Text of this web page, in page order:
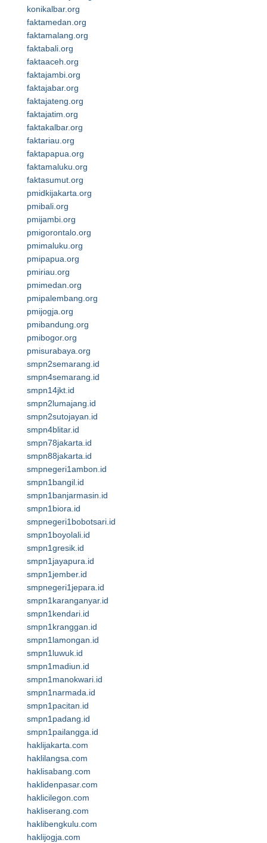
konikalbar.org
faktamedan.org
faktamalang.org
faktabali.org
faktaaceh.org
faktajambi.org
faktajabar.org
faktajateng.org
faktajatim.org
faktakalbar.org
faktariau.org
faktapapua.org
faktamaluku.org
faktasumut.org
pmidkijakarta.org
pmibali.org
pmijambi.org
pmigorontalo.org
pmimaluku.org
pmipapua.org
pmiriau.org
pmimedan.org
pmipalembang.org
pmijogja.org
pmibandung.org
pmibogor.org
pmisurabaya.org
smpn2semarang.id
smpn4semarang.id
smpn14jkt.id
smpn2lumajang.id
smpn2sutojayan.id
smpn4blitar.id
smpn78jakarta.id
smpn88jakarta.id
smpnegeri1ambon.id
smpn1bangil.id
smpn1banjarmasin.id
smpn1biora.id
smpnegeri1bobotsari.id
smpn1boyolali.id
smpn1gresik.id
smpn1jayapura.id
smpn1jember.id
smpnegeri1jepara.id
smpn1karanganyar.id
smpn1kendari.id
smpn1kranggan.id
smpn1lamongan.id
smpn1luwuk.id
smpn1madiun.id
smpn1manokwari.id
smpn1narmada.id
smpn1pacitan.id
smpn1padang.id
smpn1pailangga.id
haklijakarta.com
haklilangsa.com
haklisabang.com
haklidenpasar.com
haklicilegon.com
hakliserang.com
haklibengkulu.com
haklijogja.com